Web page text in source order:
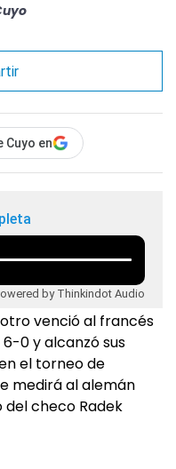
Cuyo en
by Thinkindot Audio
venció al francés
0 y alcanzó sus
el torneo de
medirá al alemán
del checo Radek